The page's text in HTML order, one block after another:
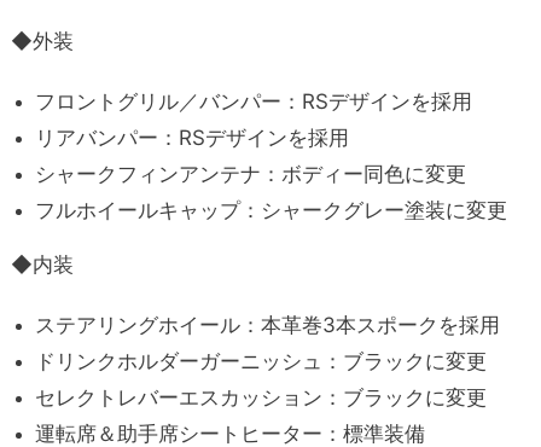
◆外装
フロントグリル／バンパー：RSデザインを採用
リアバンパー：RSデザインを採用
シャークフィンアンテナ：ボディー同色に変更
フルホイールキャップ：シャークグレー塗装に変更
◆内装
ステアリングホイール：本革巻3本スポークを採用
ドリンクホルダーガーニッシュ：ブラックに変更
セレクトレバーエスカッション：ブラックに変更
運転席＆助手席シートヒーター：標準装備